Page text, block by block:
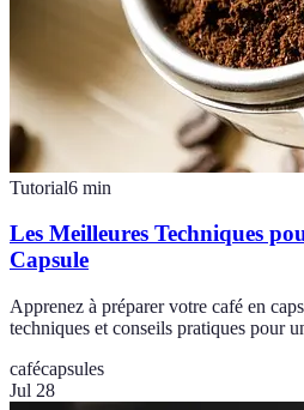
Tutorial6 min
Les Meilleures Techniques
Capsule
Apprenez à préparer votre café en
techniques et conseils pratiques pour
cafécapsules
Jul 28